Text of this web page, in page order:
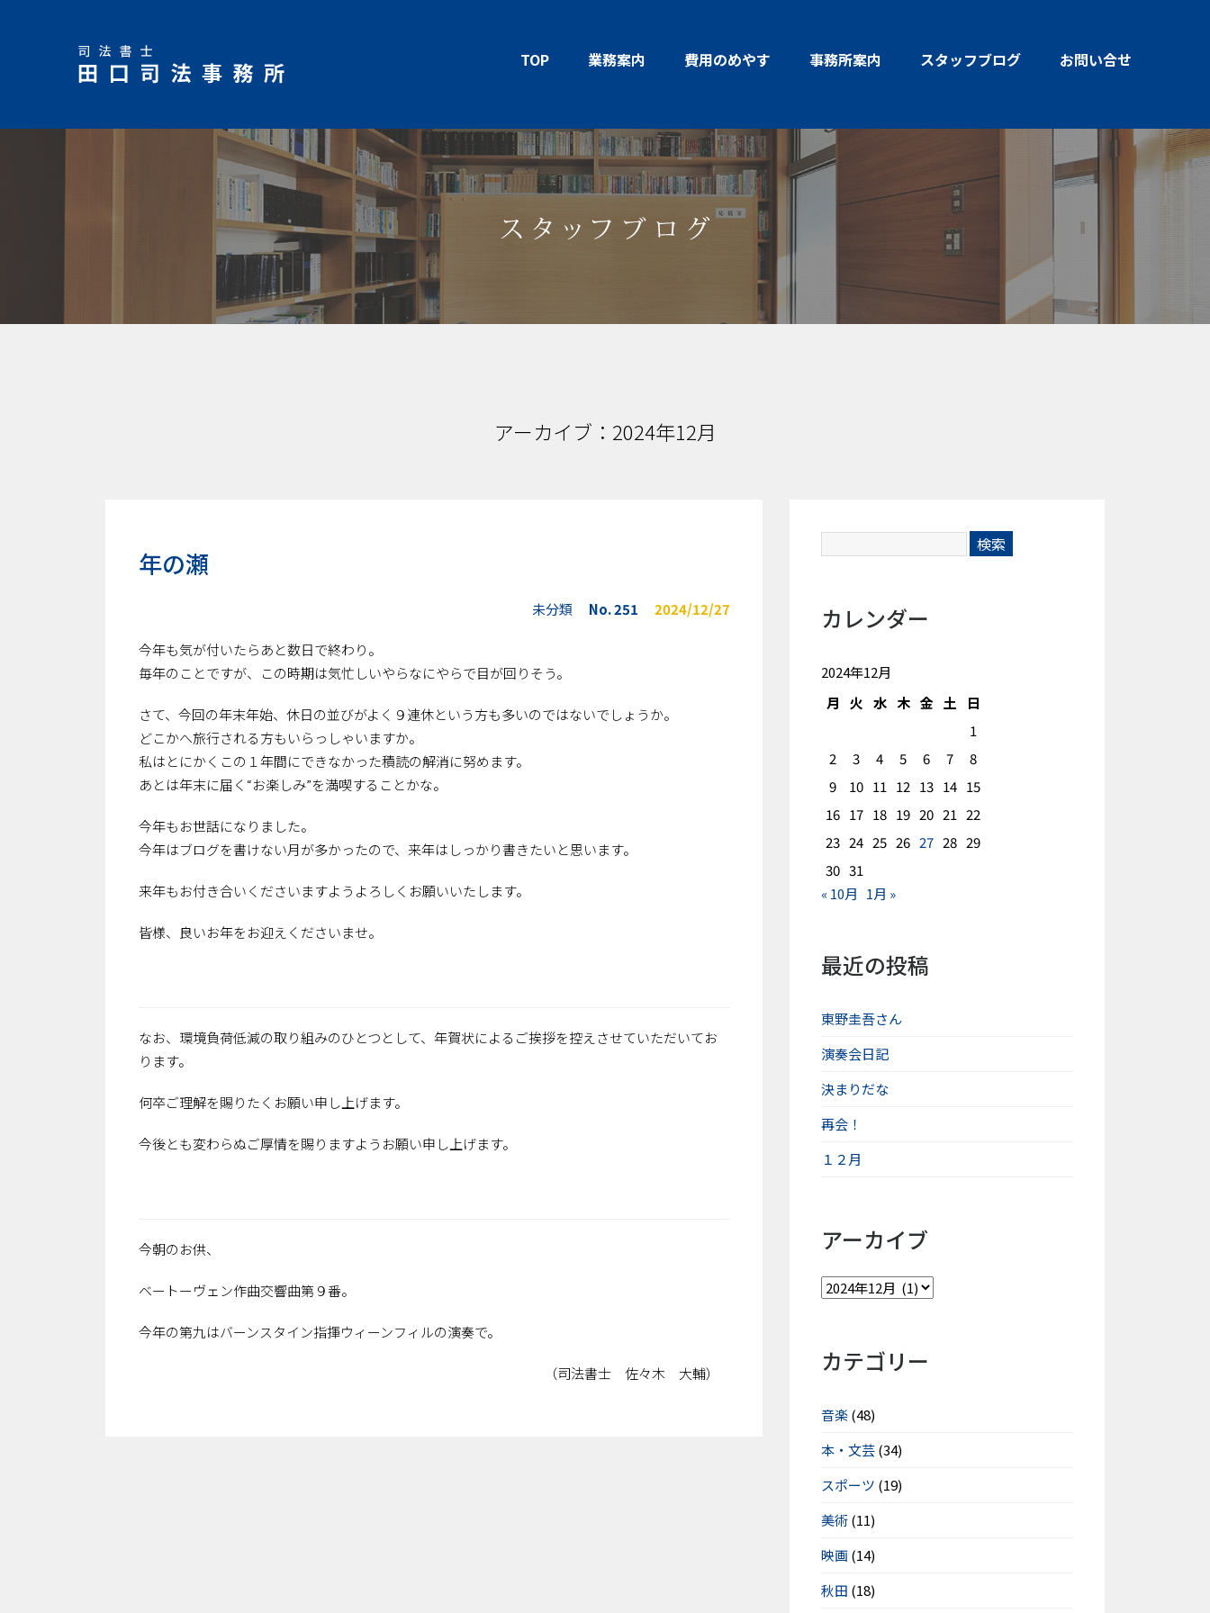
TOP 業務案内 費用のめやす 事務所案内 スタッフブログ お問い合せ
アーカイブ：2024年12月
年の瀬
未分類 No. 251 2024/12/27
今年も気が付いたらあと数日で終わり。
毎年のことですが、この時期は気忙しいやらなにやらで目が回りそう。
さて、今回の年末年始、休日の並びがよく９連休という方も多いのではないでしょうか。
どこかへ旅行される方もいらっしゃいますか。
私はとにかくこの１年間にできなかった積読の解消に努めます。
あとは年末に届く“お楽しみ”を満喫することかな。
今年もお世話になりました。
今年はブログを書けない月が多かったので、来年はしっかり書きたいと思います。
来年もお付き合いくださいますようよろしくお願いいたします。
皆様、良いお年をお迎えくださいませ。
なお、環境負荷低減の取り組みのひとつとして、年賀状によるご挨拶を控えさせていただいてお
ります。
何卒ご理解を賜りたくお願い申し上げます。
今後とも変わらぬご厚情を賜りますようお願い申し上げます。
今朝のお供、
ベートーヴェン作曲交響曲第９番。
今年の第九はバーンスタイン指揮ウィーンフィルの演奏で。
（司法書士 佐々木 大輔）
カレンダー
2024年12月
月
火 水 木 金 土
日
1
2
3 4 5 6 7
8
9
10 11 12 13 14 15
16 17 18 19 20 21 22
23 24 25 26 27 28 29
30 31
« 10月 1月 »
最近の投稿
東野圭吾さん
演奏会日記
決まりだな
再会！
１２月
アーカイブ
カテゴリー
音楽(48)
本・文芸(34)
スポーツ (19)
美術(11)
映画(14)
秋田 (18)